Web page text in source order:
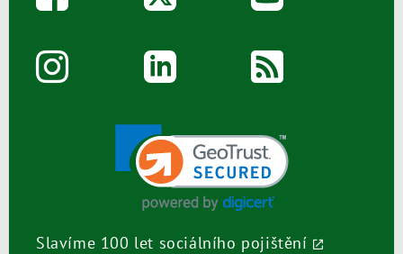
Slavíme 100 let sociálního pojištění